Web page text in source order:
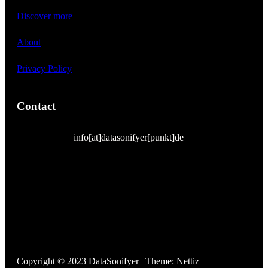
Discover more
About
Privacy Policy
Contact
info[at]datasonifyer[punkt]de
Copyright © 2023 DataSonifyer | Theme: Nettiz